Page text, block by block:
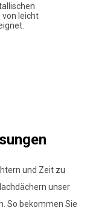
von leicht
und Zeit zu
unser
So bekommen Sie